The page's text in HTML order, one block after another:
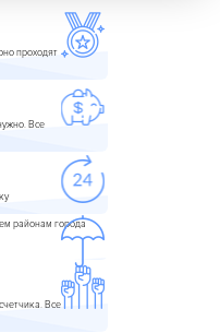
проходят
Все
районам города
Все